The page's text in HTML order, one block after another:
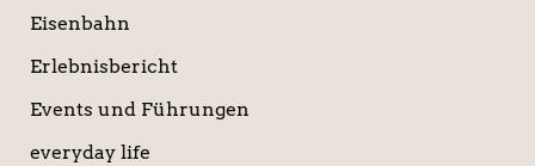
Eisenbahn
Erlebnisbericht
Events und Führungen
everyday life